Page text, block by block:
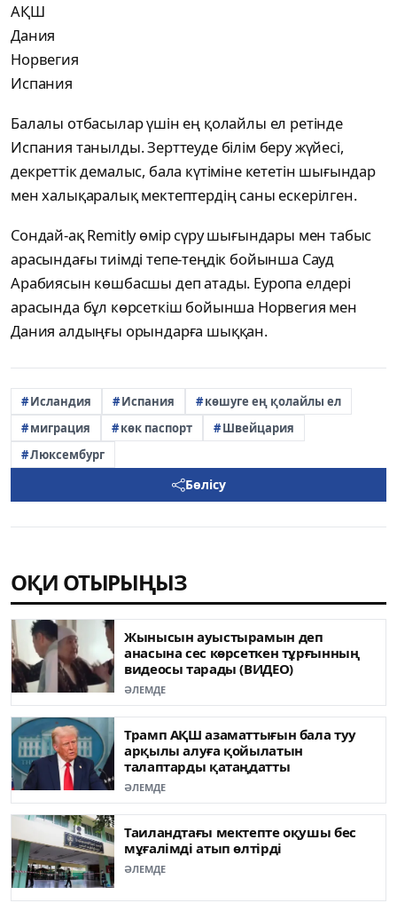
АҚШ
Дания
Норвегия
Испания
Балалы отбасылар үшін ең қолайлы ел ретінде
Испания танылды. Зерттеуде білім беру жүйесі,
декреттік демалыс, бала күтіміне кететін шығындар
мен халықаралық мектептердің саны ескерілген.
Сондай-ақ Remitly өмір сүру шығындары мен табыс
арасындағы тиімді тепе-теңдік бойынша Сауд
Арабиясын көшбасшы деп атады. Еуропа елдері
арасында бұл көрсеткіш бойынша Норвегия мен
Дания алдыңғы орындарға шыққан.
Исландия Испания
көшуге ең қолайлы ел
миграция
көк паспорт
Швейцария
Люксембург
Бөлісу
ОҚИ ОТЫРЫҢЫЗ
Жынысын ауыстырамын деп
анасына сес көрсеткен тұрғынның
видеосы тарады (ВИДЕО)
ӘЛЕМДЕ
Трамп АҚШ азаматтығын бала туу
арқылы алуға қойылатын
талаптарды қатаңдатты
ӘЛЕМДЕ
Таиландтағы мектепте оқушы бес
мұғалімді атып өлтірді
ӘЛЕМДЕ